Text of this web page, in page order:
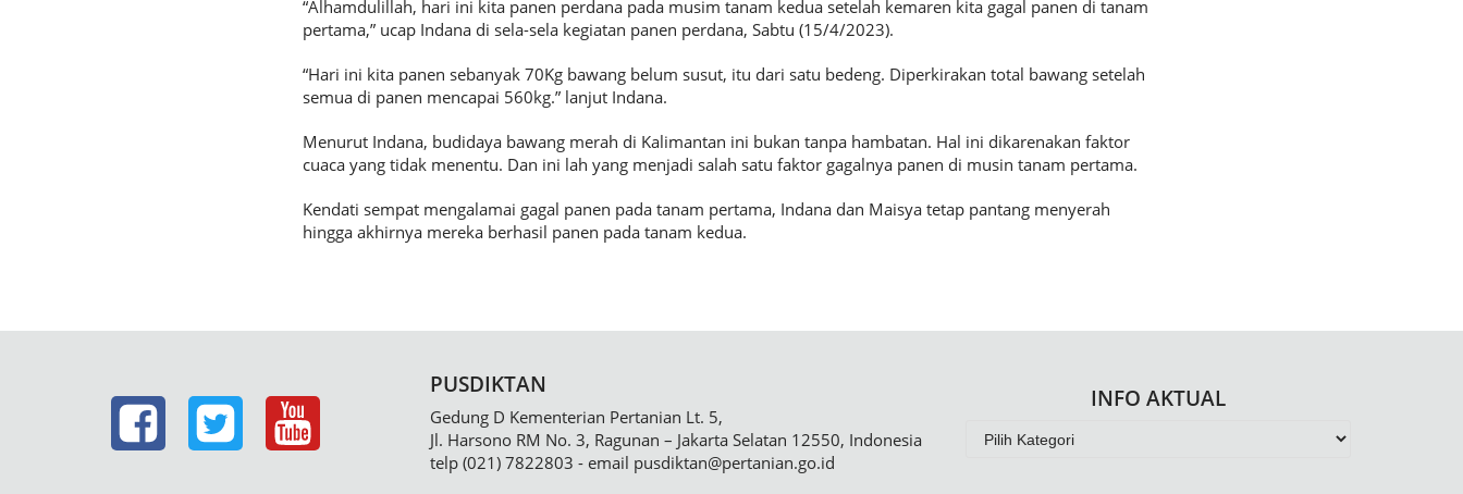
“Alhamdulillah, hari ini kita panen perdana pada musim tanam kedua setelah kemaren kita gagal panen di tanam
pertama,” ucap Indana di sela-sela kegiatan panen perdana, Sabtu (15/4/2023).
“Hari ini kita panen sebanyak 70Kg bawang belum susut, itu dari satu bedeng. Diperkirakan total bawang setelah
semua di panen mencapai 560kg.” lanjut Indana.
Menurut Indana, budidaya bawang merah di Kalimantan ini bukan tanpa hambatan. Hal ini dikarenakan faktor
cuaca yang tidak menentu. Dan ini lah yang menjadi salah satu faktor gagalnya panen di musin tanam pertama.
Kendati sempat mengalamai gagal panen pada tanam pertama, Indana dan Maisya tetap pantang menyerah
hingga akhirnya mereka berhasil panen pada tanam kedua.
PUSDIKTAN
Gedung D Kementerian Pertanian Lt. 5,
Jl. Harsono RM No. 3, Ragunan – Jakarta Selatan 12550, Indonesia
telp (021) 7822803 - email pusdiktan@pertanian.go.id
INFO AKTUAL